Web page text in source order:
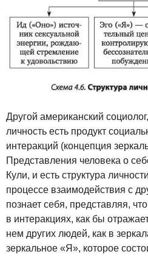
Другой американский
личность есть продукт
интеракций (концепция
Представления человека о
Кули, и есть структура
процессе взаимодействия с
познает себя, представляя,
в интеракциях, как бы
нем других людей, как в
зеркальное «Я», которое